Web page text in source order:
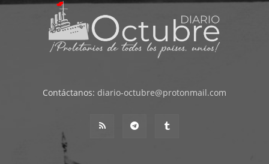
Contáctanos: diario-octubre@protonmail.com